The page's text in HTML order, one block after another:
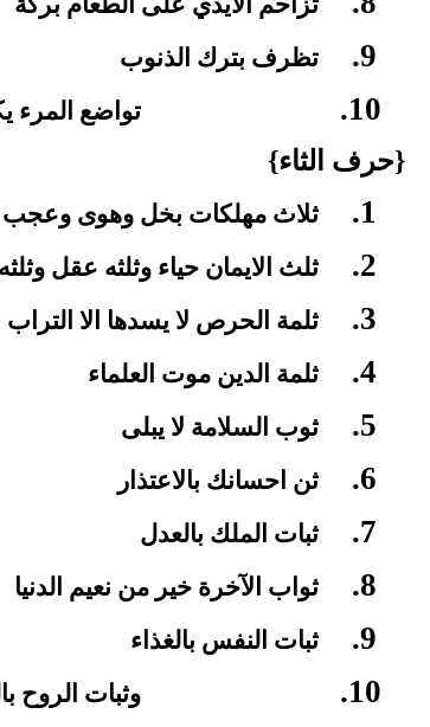
9. تظرف بترك الذنوب
10. تواضع المرء
{حرف الثاء}
1. ثلاث مهلكات بخل وهوى وعجب
2. ثلث الايمان حياء وثلثه عقل
3. ثلمة الحرص لا يسدها الا التراب
4. ثلمة الدين موت العلماء
5. ثوب السلامة لا يبلى
6. ثن احسانك بالاعتذار
7. ثبات الملك بالعدل
8. ثواب الآخرة خير من نعيم الدنيا
9. ثبات النفس بالغذاء
10. وثبات الروح